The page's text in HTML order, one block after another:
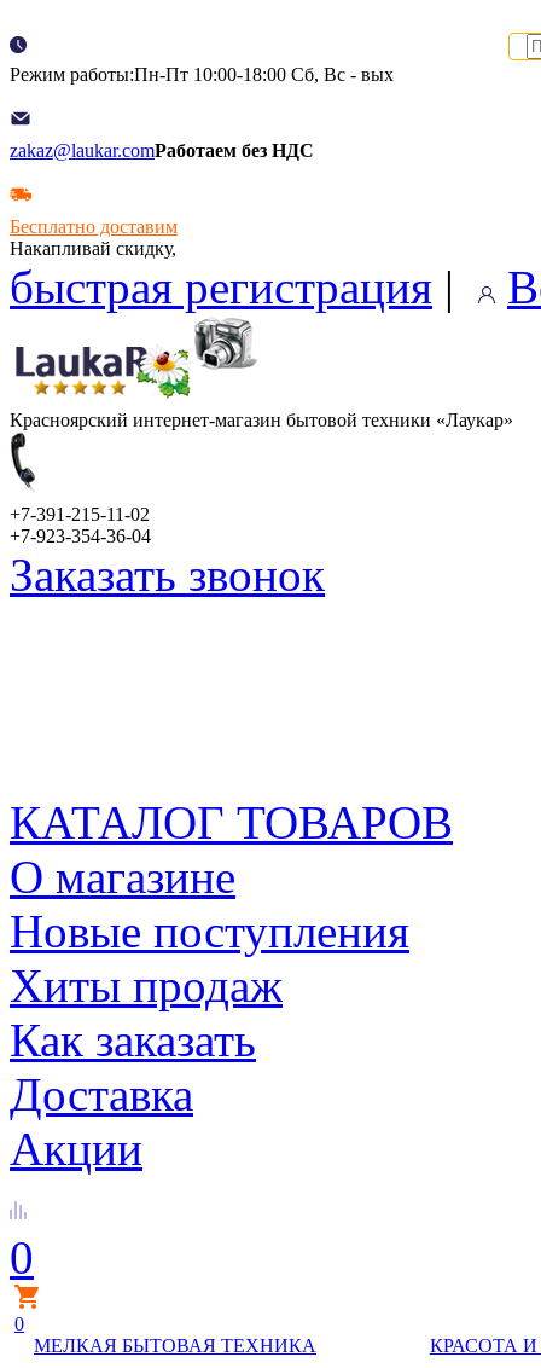
Режим работы:Пн-Пт 10:00-18:00 Сб, Вс - вых
zakaz@laukar.comРаботаем без НДС
Бесплатно доставим
Накапливай скидку,
быстрая регистрация |
Красноярский интернет-магазин бытовой техники «Лаукар»
+7-391-215-11-02
+7-923-354-36-04
Заказать звонок
КАТАЛОГ ТОВАРОВ
О магазине
Новые поступления
Хиты продаж
Как заказать
Доставка
Акции
0
0
МЕЛКАЯ БЫТОВАЯ ТЕХНИКА
КРАСОТА И